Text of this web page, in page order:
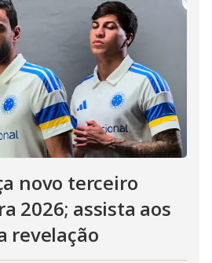
novo terceiro
2026; assista aos
revelação